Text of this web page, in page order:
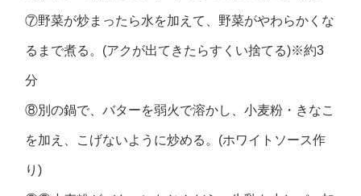
⑦野菜が炒まったら水を加えて、野菜がやわらかくな
るまで煮る。(アクが出てきたらすくい捨てる)※約3
分
⑧別の鍋で、バターを弱火で溶かし、小麦粉・きなこ
を加え、こげないように炒める。(ホワイトソース作
り)